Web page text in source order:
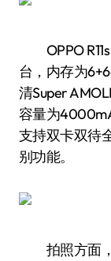
OPPO R11s
台，内存为
清Super
容量为
支持双卡双待
别功能。
拍照方面，